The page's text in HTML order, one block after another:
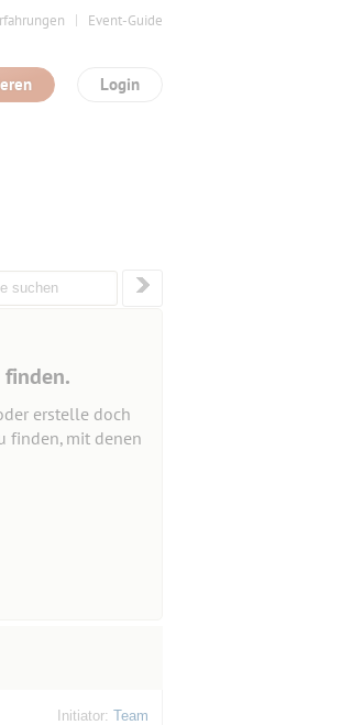
Event-Guide
Login
erstelle doch
finden, mit denen
Initiator: Team